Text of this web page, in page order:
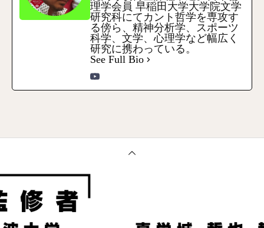
理学会員 早稲田大学大学院文学
研究科にてカント哲学を専攻す
る傍ら、精神分析学、スポーツ
科学、文学、心理学など幅広く
研究に携わっている。
See Full Bio